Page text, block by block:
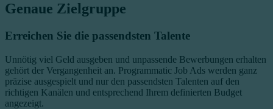
Genaue Zielgruppe
Erreichen Sie die passendsten Talente
Unnötig viel Geld ausgeben und unpassende Bewerbungen erhalten
gehört der Vergangenheit an. Programmatic Job Ads werden ganz
präzise ausgespielt und nur den passendsten Talenten auf den
richtigen Kanälen und entsprechend Ihrem definierten Budget
angezeigt.